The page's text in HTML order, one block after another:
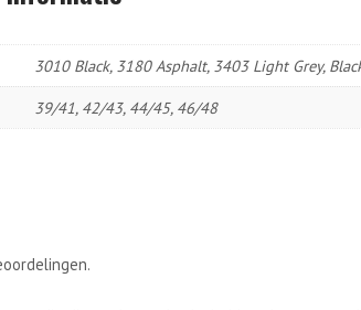
3010 Black, 3180 Asphalt, 3403 Light Grey,
39/41, 42/43, 44/45, 46/48